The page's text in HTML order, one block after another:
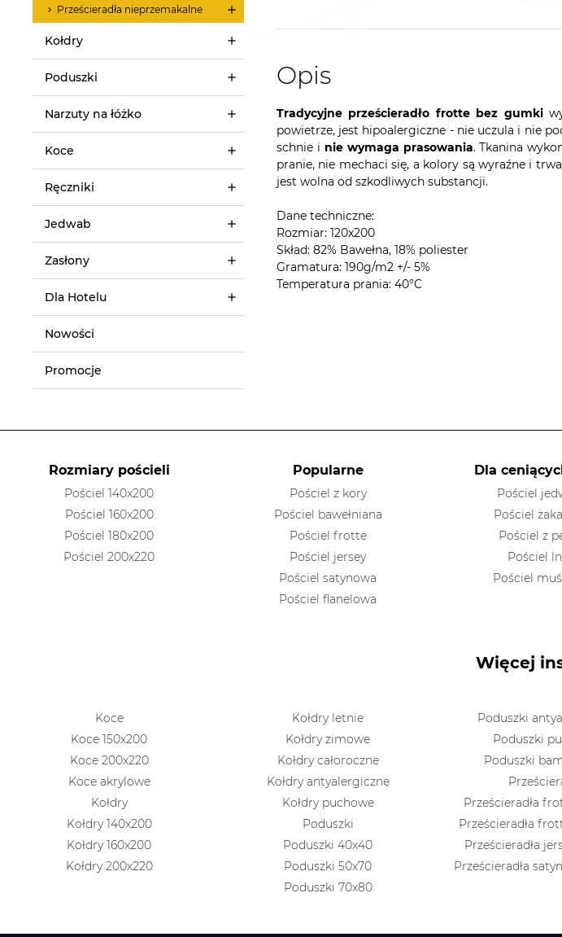
Prześcieradła nieprzemakalne
Kołdry
Poduszki
Narzuty na łóżko
Koce
Ręczniki
Jedwab
Zasłony
Dla Hotelu
Nowości
Promocje
Opis
Tradycyjne prześcieradło frotte bez gumki
powietrze, jest hipoalergiczne - nie uczula i nie
schnie i nie wymaga prasowania. Tkanina
pranie, nie mechaci się, a kolory są wyraźne i
jest wolna od szkodliwych substancji.
Dane techniczne:
Rozmiar: 120x200
Skład: 82% Bawełna, 18% poliester
Gramatura: 190g/m2 +/- 5%
Temperatura prania: 40°C
Rozmiary pościeli
Pościel 140x200
Pościel 160x200
Pościel 180x200
Pościel 200x220
Popularne
Pościel z kory
Pościel bawełniana
Pościel frotte
Pościel jersey
Pościel satynowa
Pościel flanelowa
Dla
Pościel
Pościel
Pościel z
Pościel
Pościel
Więcej
Koce
Koce 150x200
Koce 200x220
Koce akrylowe
Kołdry
Kołdry 140x200
Kołdry 160x200
Kołdry 200x220
Kołdry letnie
Kołdry zimowe
Kołdry całoroczne
Kołdry antyalergiczne
Kołdry puchowe
Poduszki
Poduszki 40x40
Poduszki 50x70
Poduszki 70x80
Poduszki
Poduszki
Poduszki
Prześcieradła
Prześcieradła
Prześcieradła
Prześcieradła